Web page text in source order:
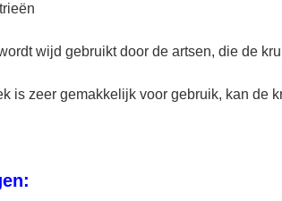
wijd gebruikt door de artsen, die de
is zeer gemakkelijk voor gebruik, kan de